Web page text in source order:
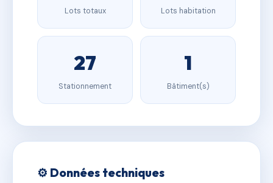
Lots totaux Lots habitation
27
Stationnement
1
Bâtiment(s)
⚙️ Données techniques